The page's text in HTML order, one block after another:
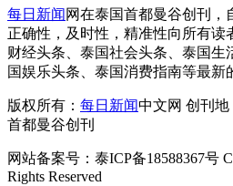
每日新闻 网在泰国首都曼谷创刊，
正确性，及时性，精准性向所有读
财经头条、泰国社会头条、泰国生
国娱乐头条、泰国消费指南等最新
版权所有： 每日新闻中文网 创刊地
首都曼谷创刊
网站备案号：泰ICP备18588367号
Rights Reserved